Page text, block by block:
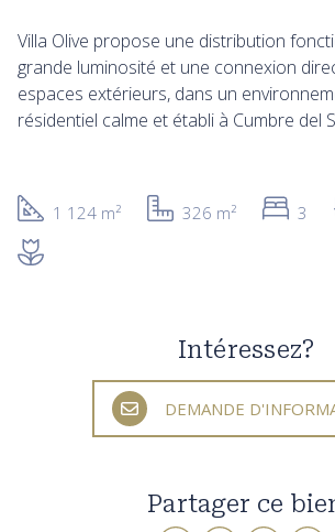
Villa Olive propose une distribution
grande luminosité et une connexion
espaces extérieurs, dans un
résidentiel calme et établi à Cumbre del
1 124 m² 326 m² 3
Intéressez?
DEMANDE
Partager ce